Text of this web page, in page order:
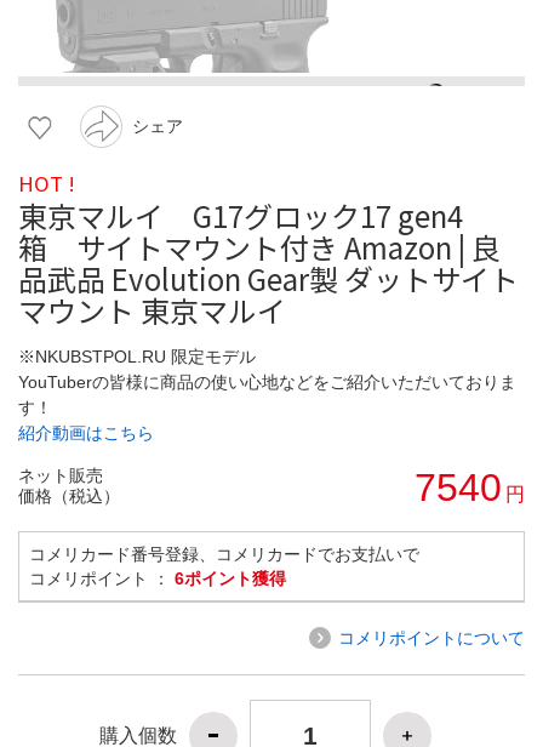
シェア
HOT !
東京マルイ G17グロック17 gen4
箱 サイトマウント付き Amazon | 良
品武品 Evolution Gear製 ダットサイト
マウント 東京マルイ
※NKUBSTPOL.RU 限定モデル
YouTuberの皆様に商品の使い心地などをご紹介いただいておりま
す！
紹介動画はこちら
ネット販売
価格（税込）
7540 円
コメリカード番号登録、コメリカードでお支払いで
コメリポイント ： 6ポイント獲得
コメリポイントについて
購入個数